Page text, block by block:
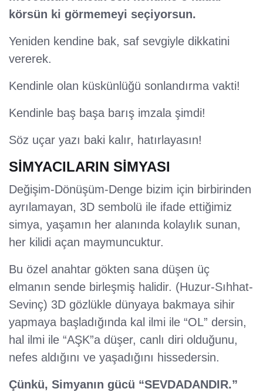
körsün ki görmemeyi seçiyorsun.
Yeniden kendine bak, saf sevgiyle dikkatini
vererek.
Kendinle olan küskünlüğü sonlandırma vakti!
Kendinle baş başa barış imzala şimdi!
Söz uçar yazı baki kalır, hatırlayasın!
SİMYACILARIN SİMYASI
Değişim-Dönüşüm-Denge bizim için birbirinden
ayrılamayan, 3D sembolü ile ifade ettiğimiz
simya, yaşamın her alanında kolaylık sunan,
her kilidi açan maymuncuktur.
Bu özel anahtar gökten sana düşen üç
elmanın sende birleşmiş halidir. (Huzur-Sıhhat-
Sevinç) 3D gözlükle dünyaya bakmaya sihir
yapmaya başladığında kal ilmi ile “OL” dersin,
hal ilmi ile “AŞK”a düşer, canlı diri olduğunu,
nefes aldığını ve yaşadığını hissedersin.
Çünkü, Simyanın gücü “SEVDADANDIR.”